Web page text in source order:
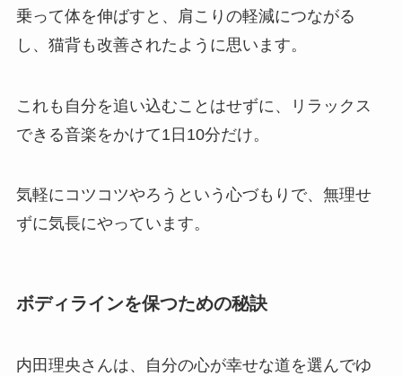
乗って体を伸ばすと、肩こりの軽減につながる
し、猫背も改善されたように思います。
これも自分を追い込むことはせずに、リラックス
できる音楽をかけて1日10分だけ。
気軽にコツコツやろうという心づもりで、無理せ
ずに気長にやっています。
ボディラインを保つための秘訣
内田理央さんは、自分の心が幸せな道を選んでゆ